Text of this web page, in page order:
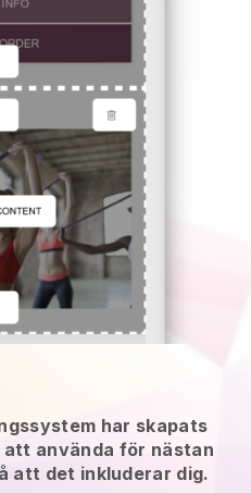
har skapats
använda för nästan
att det inkluderar dig.